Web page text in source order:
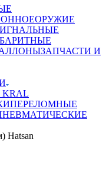
ОРУЖИЕ
ЗАПЧАСТИ И
ПЕРЕЛОМНЫЕ
Hatsan